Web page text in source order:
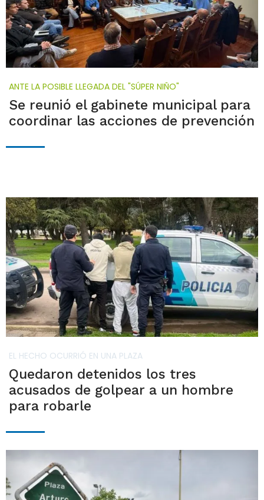
ANTE LA POSIBLE LLEGADA DEL "SÚPER NIÑO"
Se reunió el gabinete municipal para
coordinar las acciones de prevención
EL HECHO OCURRIÓ EN UNA PLAZA
Quedaron detenidos los tres
acusados de golpear a un hombre
para robarle